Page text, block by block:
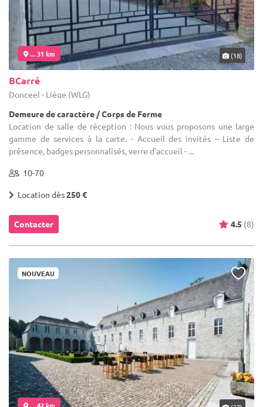
... 31 km (18)
BCarré
Donceel - Liège (WLG)
Demeure de caractère / Corps de Ferme
Location de salle de réception : Nous vous proposons une large
gamme de services à la carte. - Accueil des invités – Liste de
présence, badges personnalisés, verre d’accueil - ...
10-70
Location dès250 €
Contacter 4.5 (8)
NOUVEAU